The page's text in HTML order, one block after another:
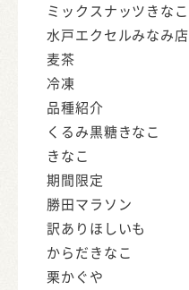
ミックスナッツきなこ
水戸エクセルみなみ店
麦茶
冷凍
品種紹介
くるみ黒糖きなこ
きなこ
期間限定
勝田マラソン
訳ありほしいも
からだきなこ
栗かぐや